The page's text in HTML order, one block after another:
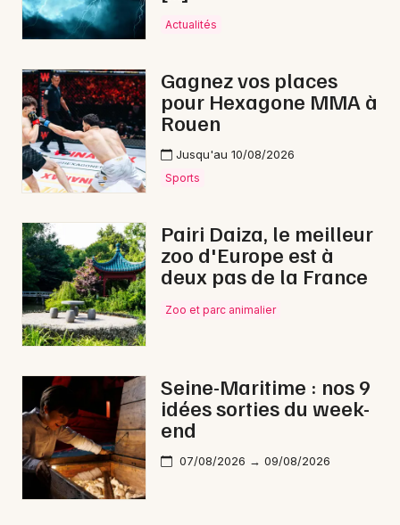
Dîner spectacle en Haute-Normandie
Dîner spectacle en Normandie
Newsletter des sorties
Artistes en tournée
Actus à Gournay-en-Bray
Magazine à Gournay-en-Bray
Actualités
Gagnez vos places
pour Hexagone MMA à
Rouen
Jusqu'au 10/08/2026
Sports
Pairi Daiza, le meilleur
zoo d'Europe est à
deux pas de la France
Zoo et parc animalier
Seine-Maritime : nos 9
idées sorties du week-
end
07/08/2026 → 09/08/2026